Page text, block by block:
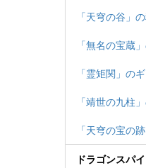
「天穹の谷」
「無名の宝蔵
「霊矩関」の
「靖世の九柱
「天穹の宝の
ドラゴンスパ